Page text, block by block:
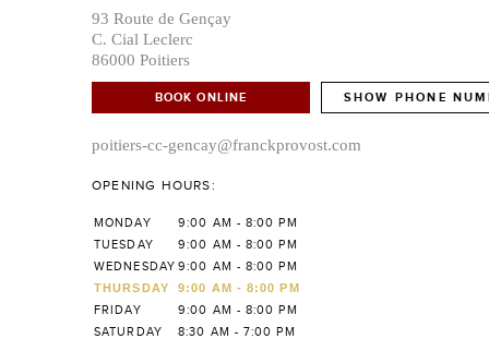
93 Route de Gençay
C. Cial Leclerc
86000 Poitiers
BOOK ONLINE SHOW PHONE
poitiers-cc-gencay@franckprovost.com
OPENING HOURS:
MONDAY
9:00 AM - 8:00 PM
TUESDAY
9:00 AM - 8:00 PM
WEDNESDAY 9:00 AM - 8:00 PM
THURSDAY
9:00 AM - 8:00 PM
FRIDAY
9:00 AM - 8:00 PM
SATURDAY
8:30 AM - 7:00 PM